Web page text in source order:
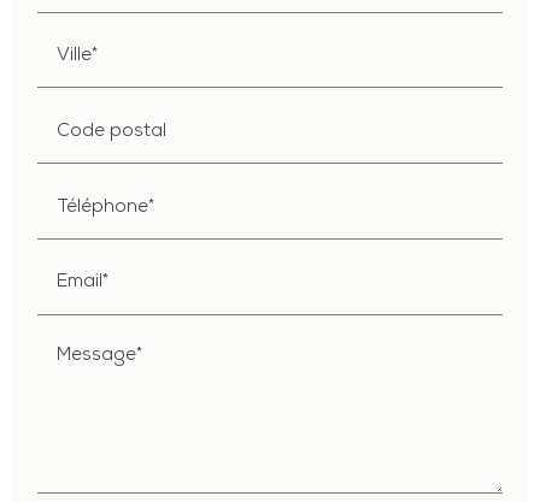
Ville*
Code postal
Téléphone*
Email*
Message*